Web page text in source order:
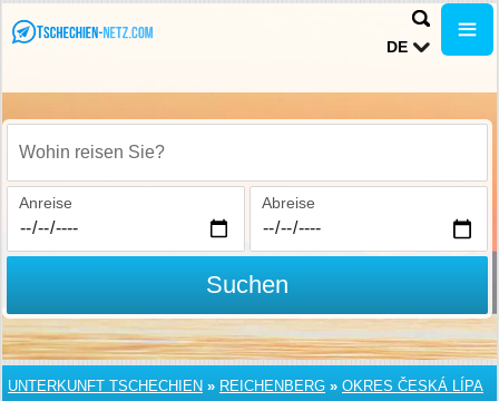
DE
Wohin reisen Sie?
Anreise Abreise
Suchen
UNTERKUNFT TSCHECHIEN » REICHENBERG » OKRES ČESKÁ LÍPA